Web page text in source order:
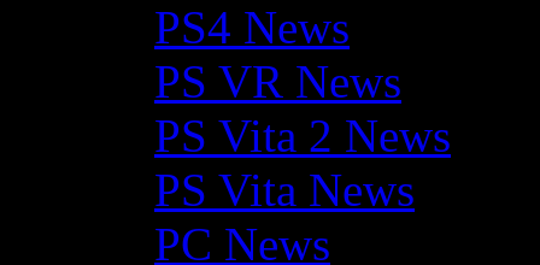
PS4 News
PS VR News
PS Vita 2 News
PS Vita News
PC News